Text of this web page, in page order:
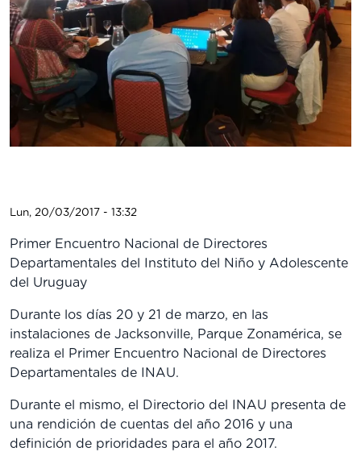
Lun, 20/03/2017 - 13:32
Primer Encuentro Nacional de Directores
Departamentales del Instituto del Niño y Adolescente
del Uruguay
Durante los días 20 y 21 de marzo, en las
instalaciones de Jacksonville, Parque Zonamérica, se
realiza el Primer Encuentro Nacional de Directores
Departamentales de INAU.
Durante el mismo, el Directorio del INAU presenta de
una rendición de cuentas del año 2016 y una
definición de prioridades para el año 2017.